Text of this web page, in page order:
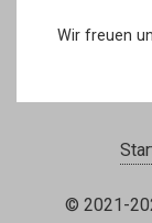
Wir freuen
© 2021-